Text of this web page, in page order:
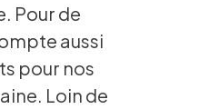
Pour de
aussi
pour nos
Loin de